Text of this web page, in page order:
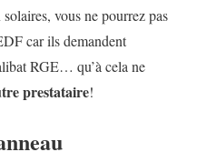
vous ne pourrez pas
car ils demandent
RGE… qu’à cela ne
prestataire!